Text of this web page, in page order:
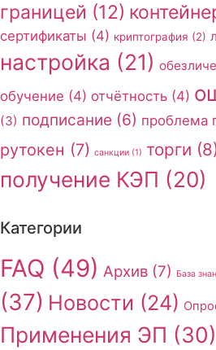
границей (12)
сертификаты (4) криптография (2)
настройка (21)
обучение (4) отчётность (4)
(3) подписание (6) проблема
рутокен (7) санкции (1) торги
получение КЭП (20)
Категории
FAQ (49) Архив (7) База
(37) Новости (24)
Применения ЭП (30)